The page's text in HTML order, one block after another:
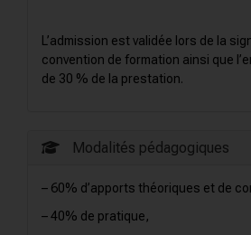
L’admission est validée lors de la
convention de formation ainsi que
de 30 % de la prestation.
Modalités pédagogiques
– 60% d’apports théoriques et de
– 40% de pratique,